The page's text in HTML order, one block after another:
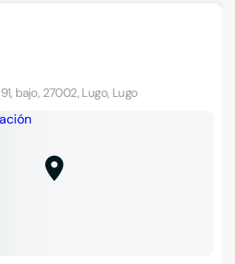
bajo, 27002, Lugo, Lugo